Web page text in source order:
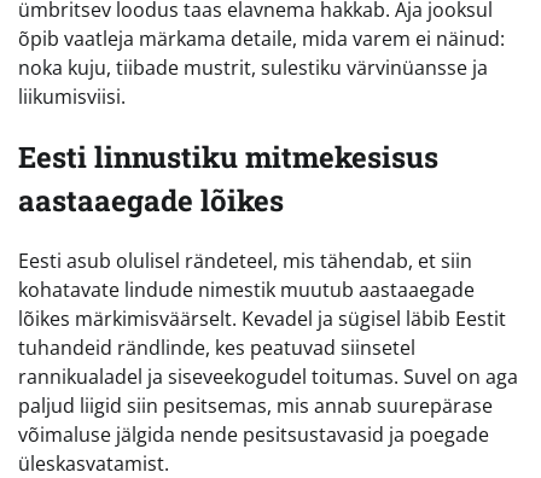
ümbritsev loodus taas elavnema hakkab. Aja jooksul
õpib vaatleja märkama detaile, mida varem ei näinud:
noka kuju, tiibade mustrit, sulestiku värvinüansse ja
liikumisviisi.
Eesti linnustiku mitmekesisus
aastaaegade lõikes
Eesti asub olulisel rändeteel, mis tähendab, et siin
kohatavate lindude nimestik muutub aastaaegade
lõikes märkimisväärselt. Kevadel ja sügisel läbib Eestit
tuhandeid rändlinde, kes peatuvad siinsetel
rannikualadel ja siseveekogudel toitumas. Suvel on aga
paljud liigid siin pesitsemas, mis annab suurepärase
võimaluse jälgida nende pesitsustavasid ja poegade
üleskasvatamist.